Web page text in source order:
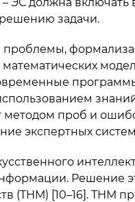
задачи.
проб и
экспертных
Решение
(ТНМ) [10–16]. ТНМ